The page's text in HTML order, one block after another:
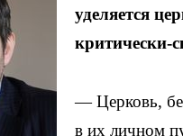
уделяется
критически-
— Церковь,
в их личном